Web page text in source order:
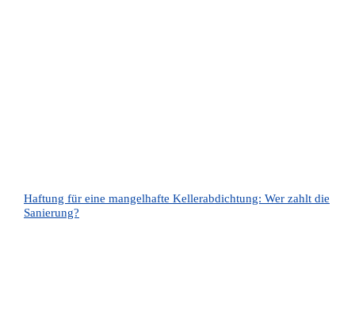
Haftung für eine mangelhafte Kellerabdichtung: Wer zahlt die
Sanierung?